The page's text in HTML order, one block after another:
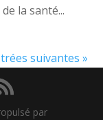
la santé...
suivantes »
par